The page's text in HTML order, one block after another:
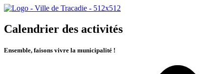
Calendrier des activités
Ensemble, faisons vivre la municipalité !